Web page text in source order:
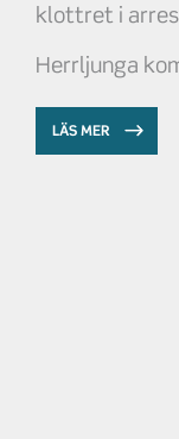
klottret i
Herrljunga
LÄS MER